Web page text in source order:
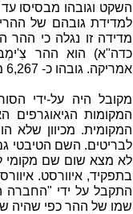
למדידת גובהם של
מדידה זו נגלה כי ההר
אמריקה. גובהו כ- 6,267 מטרים.
מקובל היה על-ידי
המקומות הגיאוגרפים
המקומית. מכיוון שלא
לבריטים. השם הטיבטי
לא מצא שום שם מקומי
התקבל על ידי "החברה
שמו של ההר כפי שהיה